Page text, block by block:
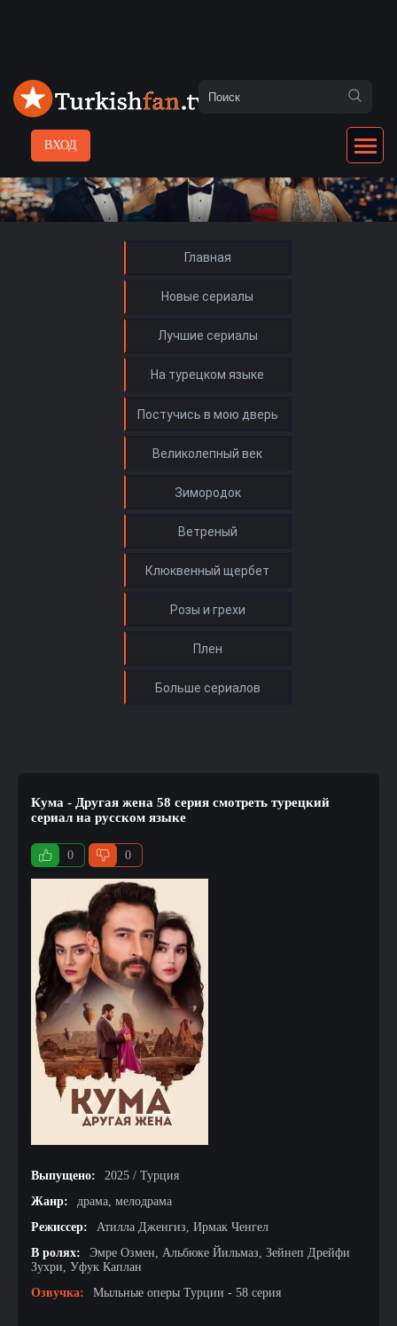
ВХОД
Главная
Новые сериалы
Лучшие сериалы
На турецком языке
Кума - Другая жена 58 серия смотреть турецкий
сериал на русском языке
0 0
Выпущено:
2025 / Турция
Жанр:
драма, мелодрама
Режиссер:
Атилла Дженгиз, Ирмак Ченгел
В ролях:
Эмре Озмен, Альбюке Йильмаз, Зейнеп Дрейфи
Зухри, Уфук Каплан
Озвучка:
Мыльные оперы Турции - 58 серия